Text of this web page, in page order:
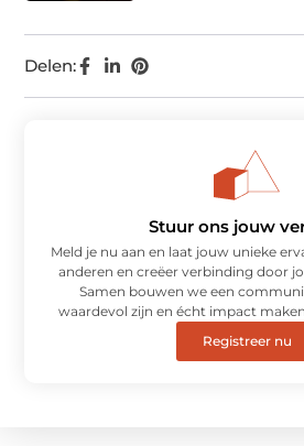
Delen:
Stuur ons jouw
Meld je nu aan en laat jouw unieke
anderen en creëer verbinding door
Samen bouwen we een
waardevol zijn en écht impact
Registreer nu